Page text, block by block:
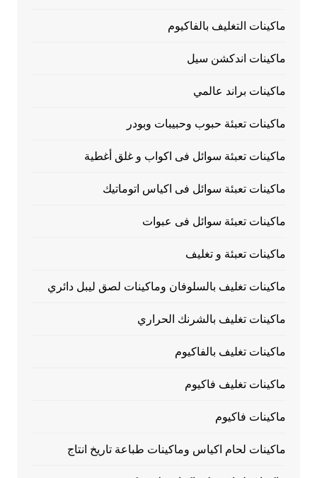
ماكينات التغليف بالفاكيوم
ماكينات اندكشن سيل
ماكينات براند عالمي
ماكينات تعبئة حبوب وحبيبات وبودر
ماكينات تعبئة سوائل فى اكواب و غلق أغطية
ماكينات تعبئة سوائل فى اكياس اتوماتيك
ماكينات تعبئة سوائل فى عبوات
ماكينات تعبئة و تغليف
ماكينات تغليف بالسلوفان وماكينات لصق ليبل دائري
ماكينات تغليف بالشرنك الحراري
ماكينات تغليف بالفاكيوم
ماكينات تغليف فاكيوم
ماكينات فاكيوم
ماكينات لحام اكياس وماكينات طباعة تاريخ انتاج